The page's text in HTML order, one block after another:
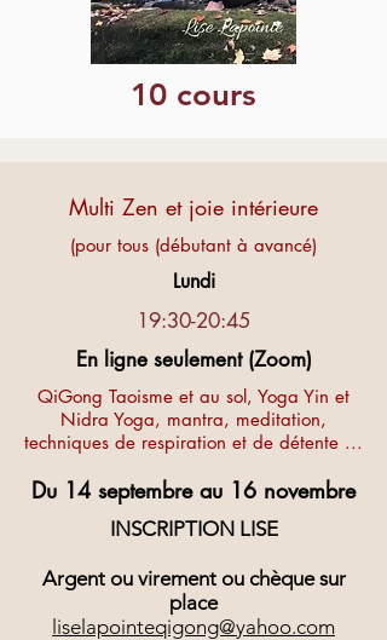
10 cours
Multi Zen et joie intérieure
(pour tous (débutant à avancé)
Lundi
19:30-20:45
En ligne seulement (Zoom)
QiGong Taoisme et au sol, Yoga Yin et
Nidra Yoga, mantra, meditation,
techniques de respiration et de détente ...
Du 14 septembre au 16 novembre
INSCRIPTION LISE
Argent ou virement ou chèque sur
place
liselapointeqigong@yahoo.com